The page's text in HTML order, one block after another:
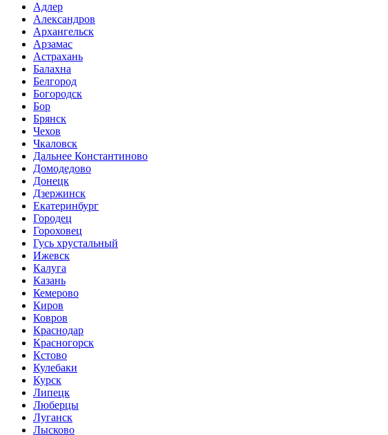
Адлер
Александров
Архангельск
Арзамас
Астрахань
Балахна
Белгород
Богородск
Бор
Брянск
Чехов
Чкаловск
Дальнее Константиново
Домодедово
Донецк
Дзержинск
Екатеринбург
Городец
Гороховец
Гусь хрустальный
Ижевск
Калуга
Казань
Кемерово
Киров
Ковров
Краснодар
Красногорск
Кстово
Кулебаки
Курск
Липецк
Люберцы
Луганск
Лысково